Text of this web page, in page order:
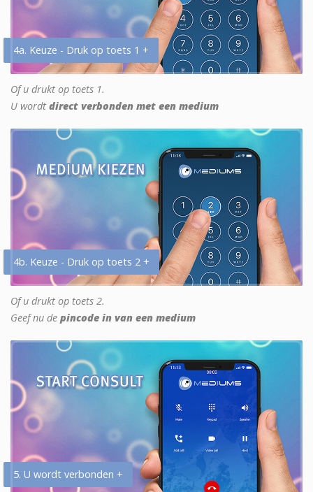
4a. Keuze - Druk op toets 1 +
Of u drukt op toets 1.
U wordt direct verbonden met een medium
4b. Keuze - Druk op toets 2 +
Of u drukt op toets 2.
Geef nu de pincode in van een medium
5. U wordt verbonden +